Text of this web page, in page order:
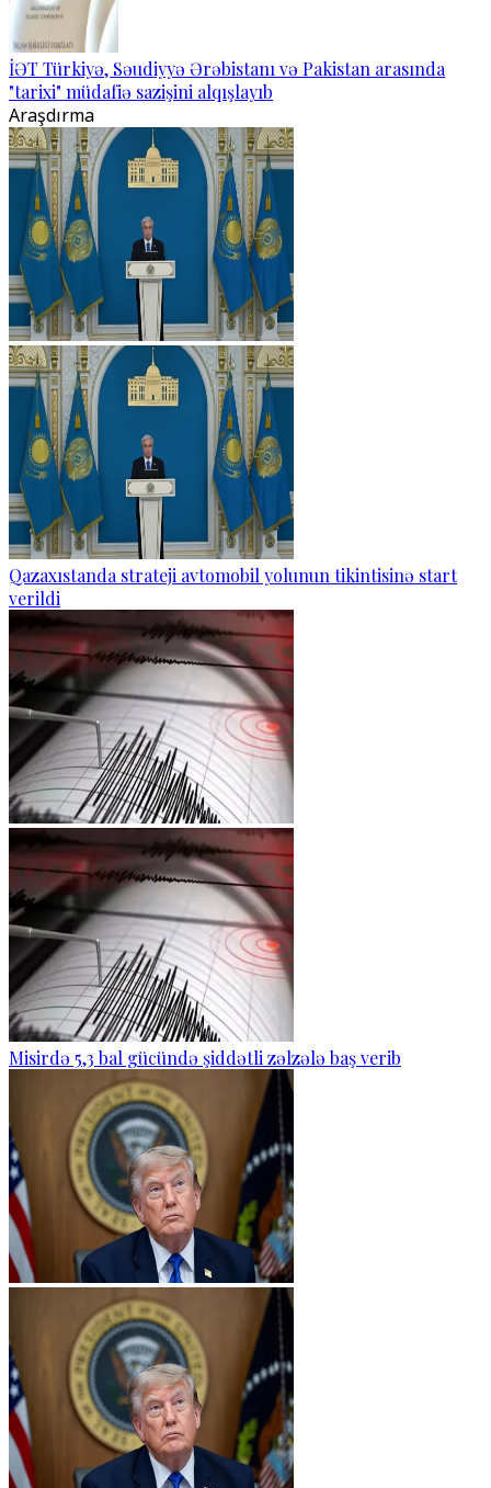
İƏT Türkiyə, Səudiyyə Ərəbistanı və Pakistan arasında
"tarixi" müdafiə sazişini alqışlayıb
Araşdırma
Qazaxıstanda strateji avtomobil yolunun tikintisinə start
verildi
Misirdə 5,3 bal gücündə şiddətli zəlzələ baş verib